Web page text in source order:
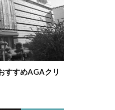
すすめAGAクリ